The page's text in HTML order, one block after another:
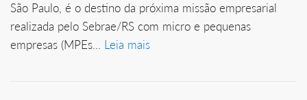
São Paulo, é o destino da próxima missão empresarial
realizada pelo Sebrae/RS com micro e pequenas
empresas (MPEs... Leia mais